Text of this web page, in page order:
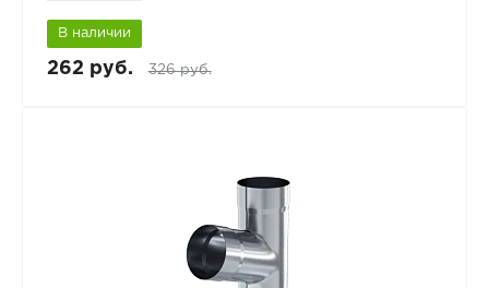
В наличии
262 руб. 326 руб.